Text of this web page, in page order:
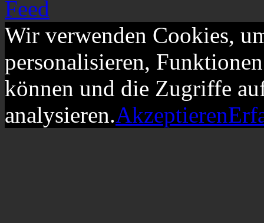
Wir verwenden Cookies,
personalisieren,
können und die Zugriffe
analysieren.Akzeptieren